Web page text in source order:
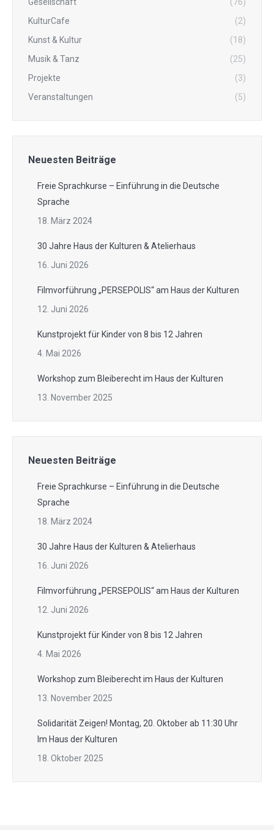
KulturCafe
(2)
Kunst & Kultur
(18)
Musik & Tanz
(25)
Projekte
(3)
Veranstaltungen
(5)
Neuesten Beiträge
Freie Sprachkurse – Einführung in die Deutsche
Sprache
18. März 2024
30 Jahre Haus der Kulturen & Atelierhaus
16. Juni 2026
Filmvorführung „PERSEPOLIS“ am Haus der Kulturen
12. Juni 2026
Kunstprojekt für Kinder von 8 bis 12 Jahren
4. Mai 2026
Workshop zum Bleiberecht im Haus der Kulturen
13. November 2025
Neuesten Beiträge
Freie Sprachkurse – Einführung in die Deutsche
Sprache
18. März 2024
30 Jahre Haus der Kulturen & Atelierhaus
16. Juni 2026
Filmvorführung „PERSEPOLIS“ am Haus der Kulturen
12. Juni 2026
Kunstprojekt für Kinder von 8 bis 12 Jahren
4. Mai 2026
Workshop zum Bleiberecht im Haus der Kulturen
13. November 2025
Solidarität Zeigen! Montag, 20. Oktober ab 11:30 Uhr
Im Haus der Kulturen
18. Oktober 2025